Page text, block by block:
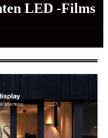
LED -Films